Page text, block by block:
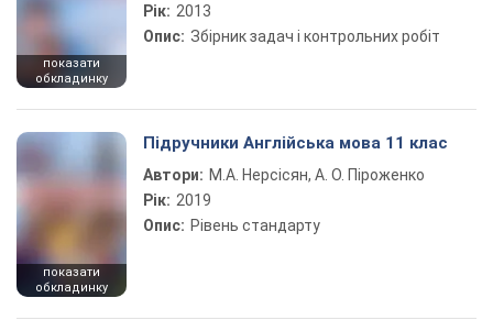
показати
обкладинку
Рік: 2013
Опис: Збірник задач і контрольних робіт
показати
обкладинку
Підручники Англійська мова 11 клас
Автори: М.А. Нерсісян, А. О. Піроженко
Рік: 2019
Опис: Рівень стандарту